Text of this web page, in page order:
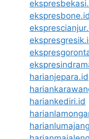
ekspresbone.id
harianjepara.id
hariankediri.id